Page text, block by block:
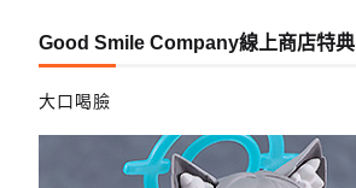
Good Smile Company線上商店特典
大口喝臉